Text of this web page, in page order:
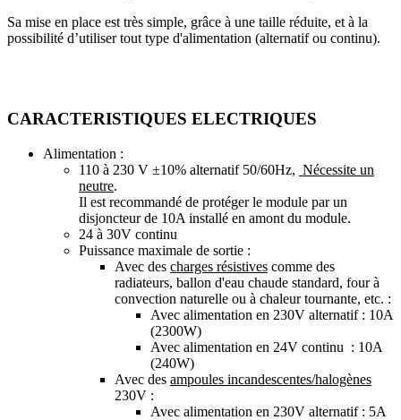
Sa mise en place est très simple, grâce à une taille réduite, et à la
possibilité d’utiliser tout type d'alimentation (alternatif ou continu).
CARACTERISTIQUES ELECTRIQUES
Alimentation :
110 à 230 V ±10% alternatif 50/60Hz, Nécessite un
neutre.
Il est recommandé de protéger le module par un
disjoncteur de 10A installé en amont du module.
24 à 30V continu
Puissance maximale de sortie :
Avec des charges résistives comme des
radiateurs, ballon d'eau chaude standard, four à
convection naturelle ou à chaleur tournante, etc. :
Avec alimentation en 230V alternatif : 10A
(2300W)
Avec alimentation en 24V continu : 10A
(240W)
Avec des ampoules incandescentes/halogènes
230V :
Avec alimentation en 230V alternatif : 5A